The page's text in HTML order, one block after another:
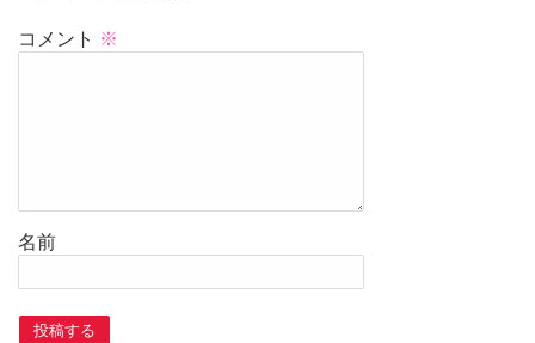
コメント ※
名前